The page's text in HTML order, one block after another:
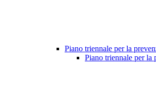
Piano triennale per la
Piano triennale per la